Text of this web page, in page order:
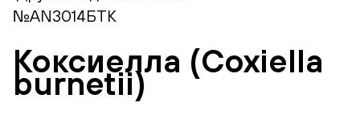
№AN3014БТК
Коксиелла (Coxiella
burnetii)